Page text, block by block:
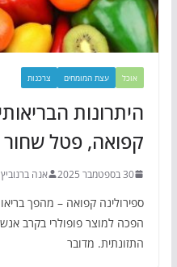
אוכל עצת המומחים צרכנות
היתרונות
קפואה, פטל שחור
30 בספטמבר 2025 אנה ברנוביץ
ספירולינה קפואה – מהפך
הפכה למוצר פופולרי בקרב
התזונתית. מדובר